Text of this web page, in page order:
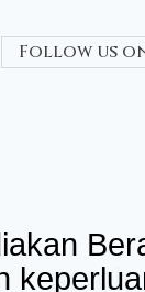
Follow us